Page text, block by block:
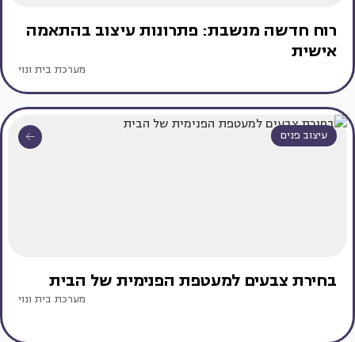
רוח חדשה מנשבת: פתרונות עיצוב בהתאמה
אישית
מערכת בית ונוי
עיצוב פנים
בחירת צבעים למעטפת הפנימית של הבית
מערכת בית ונוי